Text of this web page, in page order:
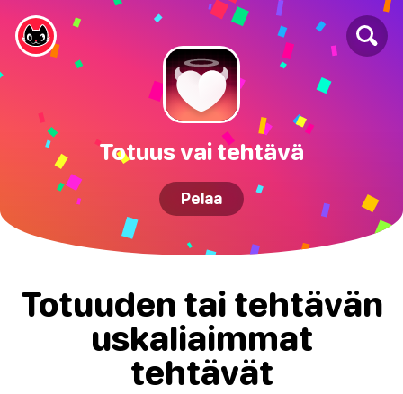
Totuus vai tehtävä
Pelaa
Totuuden tai tehtävän
uskaliaimmat
tehtävät